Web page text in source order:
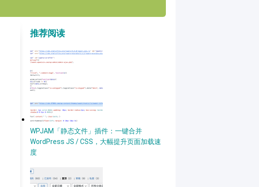
推荐阅读
WPJAM「静态文件」插件：一键合并
WordPress JS / CSS，大幅提升页面加载速
度